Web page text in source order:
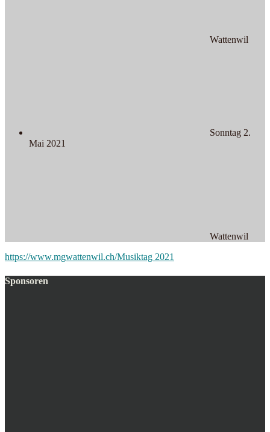
Wattenwil
Sonntag 2.
Mai 2021
Wattenwil
https://www.mgwattenwil.ch/Musiktag 2021
Sponsoren